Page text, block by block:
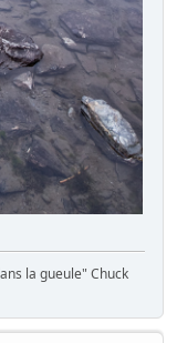
la gueule" Chuck